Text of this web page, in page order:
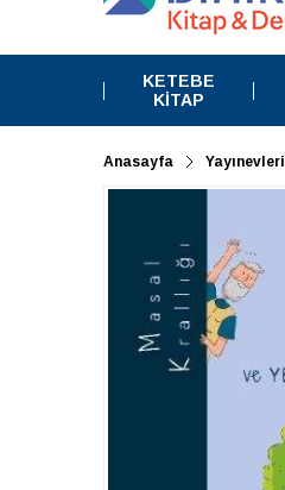
KETEBE
KITAP
Anasayfa Yayınevleri